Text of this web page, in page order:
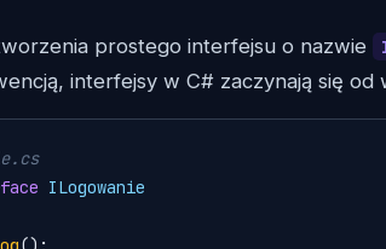
prostego interfejsu o nazwie
interfejsy w C# zaczynają się od
ILogowanie